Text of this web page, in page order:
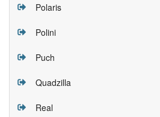
Polaris
Polini
Puch
Quadzilla
Real